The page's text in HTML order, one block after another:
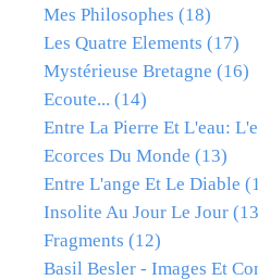
Mes Philosophes (18)
Les Quatre Elements (17)
Mystérieuse Bretagne (16)
Ecoute... (14)
Entre La Pierre Et L'eau:
Ecorces Du Monde (13)
Entre L'ange Et Le Diable
Insolite Au Jour Le Jour
Fragments (12)
Basil Besler - Images Et